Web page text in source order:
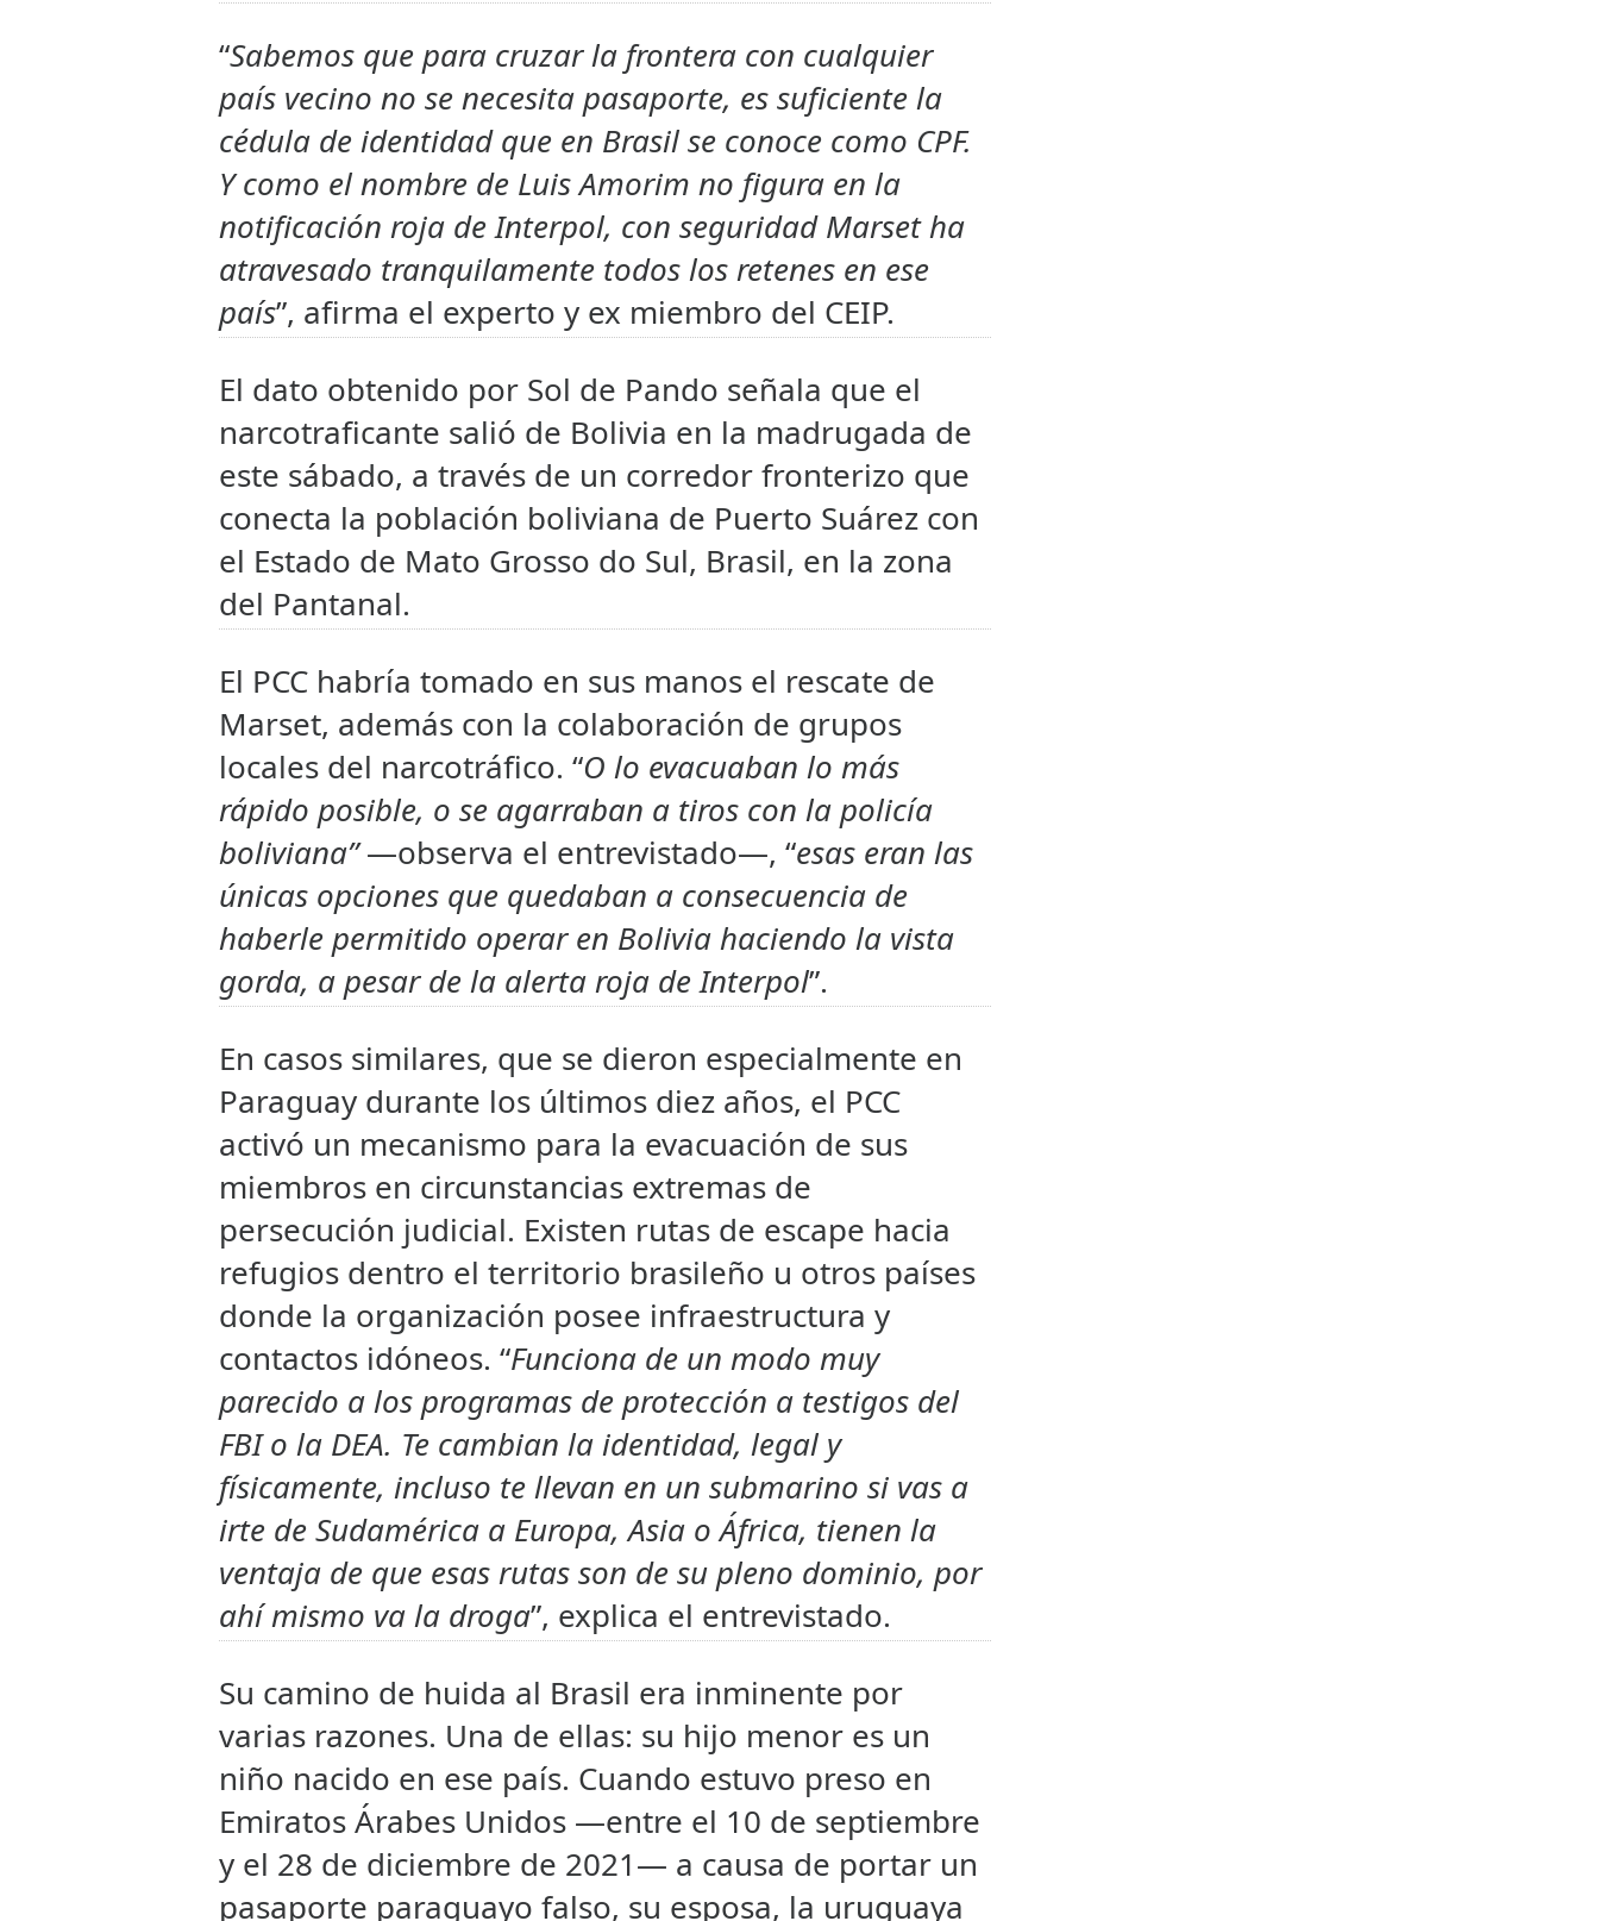
“Sabemos que para cruzar la frontera con cualquier
país vecino no se necesita pasaporte, es suficiente la
cédula de identidad que en Brasil se conoce como CPF.
Y como el nombre de Luis Amorim no figura en la
notificación roja de Interpol, con seguridad Marset ha
atravesado tranquilamente todos los retenes en ese
país”, afirma el experto y ex miembro del CEIP.
El dato obtenido por Sol de Pando señala que el
narcotraficante salió de Bolivia en la madrugada de
este sábado, a través de un corredor fronterizo que
conecta la población boliviana de Puerto Suárez con
el Estado de Mato Grosso do Sul, Brasil, en la zona
del Pantanal.
El PCC habría tomado en sus manos el rescate de
Marset, además con la colaboración de grupos
locales del narcotráfico. “O lo evacuaban lo más
rápido posible, o se agarraban a tiros con la policía
boliviana”—observa el entrevistado—, “esas eran las
únicas opciones que quedaban a consecuencia de
haberle permitido operar en Bolivia haciendo la vista
gorda, a pesar de la alerta roja de Interpol”.
En casos similares, que se dieron especialmente en
Paraguay durante los últimos diez años, el PCC
activó un mecanismo para la evacuación de sus
miembros en circunstancias extremas de
persecución judicial. Existen rutas de escape hacia
refugios dentro el territorio brasileño u otros países
donde la organización posee infraestructura y
contactos idóneos. “Funciona de un modo muy
parecido a los programas de protección a testigos del
FBI o la DEA. Te cambian la identidad, legal y
físicamente, incluso te llevan en un submarino si vas a
irte de Sudamérica a Europa, Asia o África, tienen la
ventaja de que esas rutas son de su pleno dominio, por
ahí mismo va la droga”, explica el entrevistado.
Su camino de huida al Brasil era inminente por
varias razones. Una de ellas: su hijo menor es un
niño nacido en ese país. Cuando estuvo preso en
Emiratos Árabes Unidos —entre el 10 de septiembre
y el 28 de diciembre de 2021— a causa de portar un
pasaporte paraguayo falso, su esposa, la uruguaya